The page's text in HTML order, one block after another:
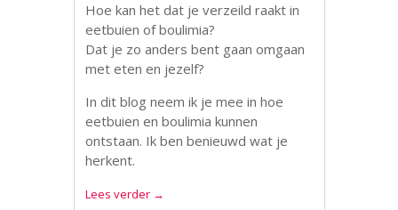
Hoe kan het dat je verzeild raakt in
eetbuien of boulimia?
Dat je zo anders bent gaan omgaan
met eten en jezelf?
In dit blog neem ik je mee in hoe
eetbuien en boulimia kunnen
ontstaan. Ik ben benieuwd wat je
herkent.
Lees verder →